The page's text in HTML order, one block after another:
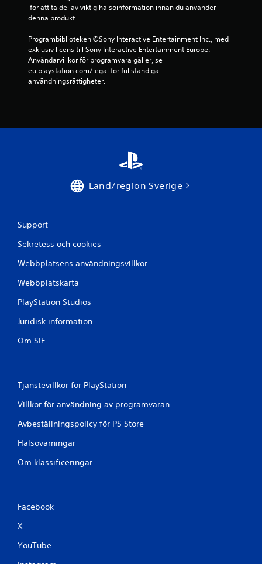
p
8
y
denna produkt.
Programbiblioteken ©Sony Interactive Entertainment Inc., med
exklusiv licens till Sony Interactive Entertainment Europe.
Användarvillkor för programvara gäller, se
eu.playstation.com/legal för fullständiga
användningsrättigheter.
Land/region Sverige
Support
Sekretess och cookies
Webbplatsens användningsvillkor
Webbplatskarta
PlayStation Studios
Juridisk information
Om SIE
Tjänstevillkor för PlayStation
Villkor för användning av programvaran
Avbeställningspolicy för PS Store
Hälsovarningar
Om klassificeringar
Facebook
X
YouTube